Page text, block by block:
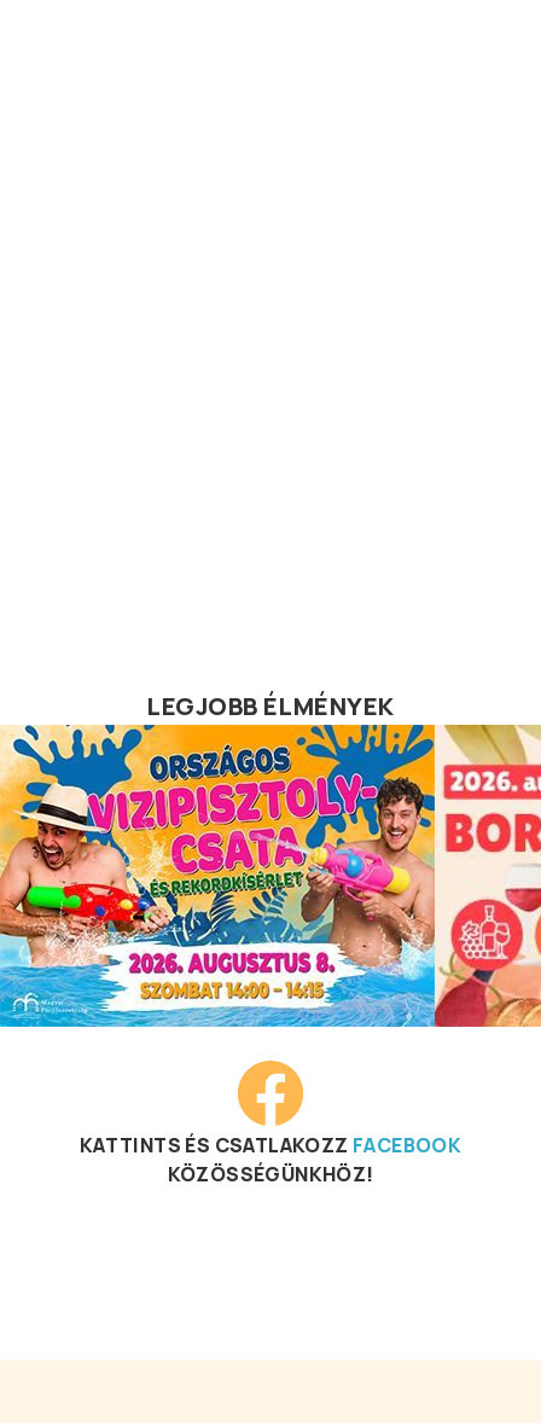
LEGJOBB ÉLMÉNYEK
KATTINTS ÉS CSATLAKOZZ FACEBOOK
KÖZÖSSÉGÜNKHÖZ!